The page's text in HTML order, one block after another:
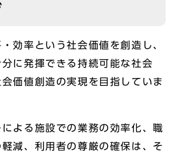
効率という社会価値を創造し、
に発揮できる持続可能な社会
価値創造の実現を目指していま
よる施設での業務の効率化、職
減、利用者の尊厳の確保は、そ